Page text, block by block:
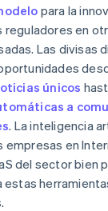
para la
reguladores en
Las divisas
únicos
a
. La inteligencia
empresas en
del sector bien
estas
DeutschEnglish